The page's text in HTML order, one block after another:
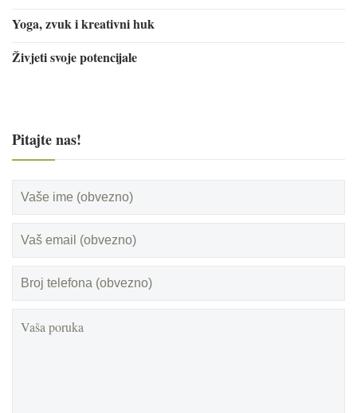
Yoga, zvuk i kreativni huk
Živjeti svoje potencijale
Pitajte nas!